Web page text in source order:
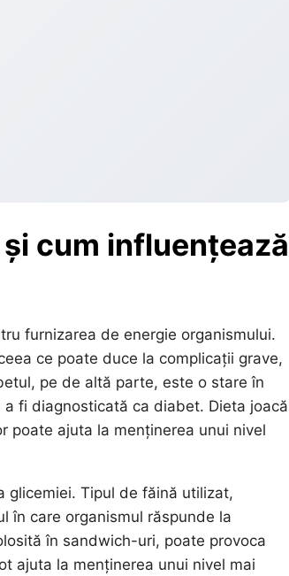
cum influențează
furnizarea de energie organismului.
ce poate duce la complicații grave,
pe de altă parte, este o stare în
fi diagnosticată ca diabet. Dieta joacă
poate ajuta la menținerea unui nivel
glicemiei. Tipul de făină utilizat,
în care organismul răspunde la
în sandwich-uri, poate provoca
ajuta la menținerea unui nivel mai